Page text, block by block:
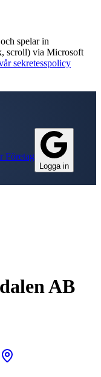
spelar in
scroll) via Microsoft
sekretesspolicy
Företag
Logga in
AB